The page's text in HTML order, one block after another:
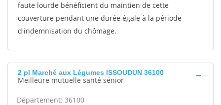
faute lourde bénéficient du maintien de cette
couverture pendant une durée égale à la période
d'indemnisation du chômage.
2 pl Marché aux Légumes ISSOUDUN 36100
Meilleure mutuelle santé sénior
Département: 36100